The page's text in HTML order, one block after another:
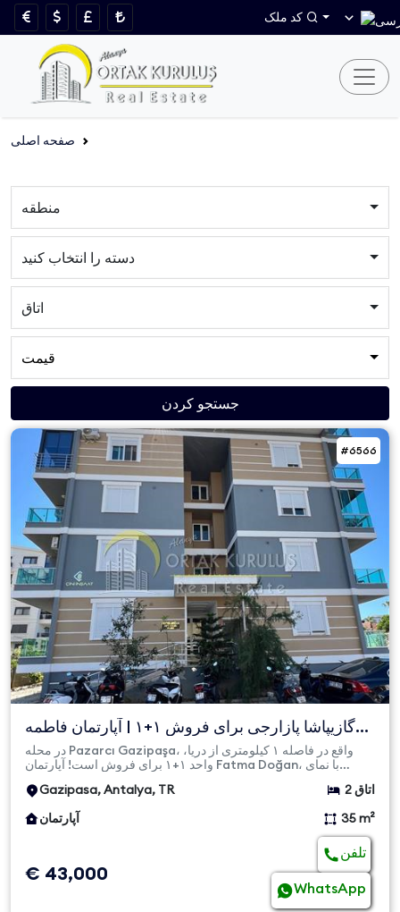
کد ملک
صفحه اصلی
#6566
گازیپاشا پازارجی برای فروش ۱+۱ | آپارتمان فاطمه
دوغان | کد ۶...
در محله Pazarcı Gazipaşa، واقع در فاصله ۱ کیلومتری از دریا،
واحد ۱+۱ برای فروش است! آپارتمان Fatma Doğan، با نمای
Gazipasa, Antalya, TR
2 اتاق
آپارتمان
35 m²
€ 43,000
تلفن
WhatsApp
منطقه
دسته را انتخاب کنید
اتاق
قیمت
جستجو کردن